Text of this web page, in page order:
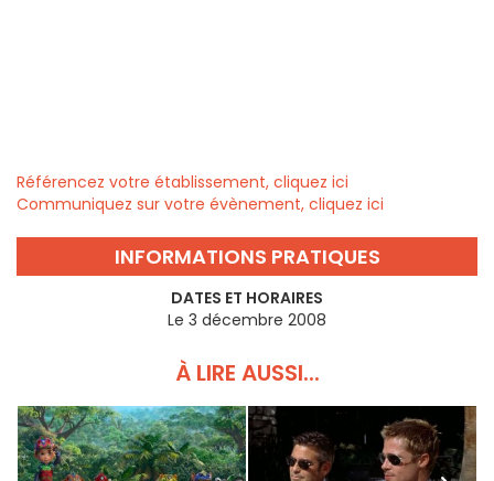
Référencez votre établissement, cliquez ici
Communiquez sur votre évènement, cliquez ici
INFORMATIONS PRATIQUES
DATES ET HORAIRES
Le 3 décembre 2008
À LIRE AUSSI...